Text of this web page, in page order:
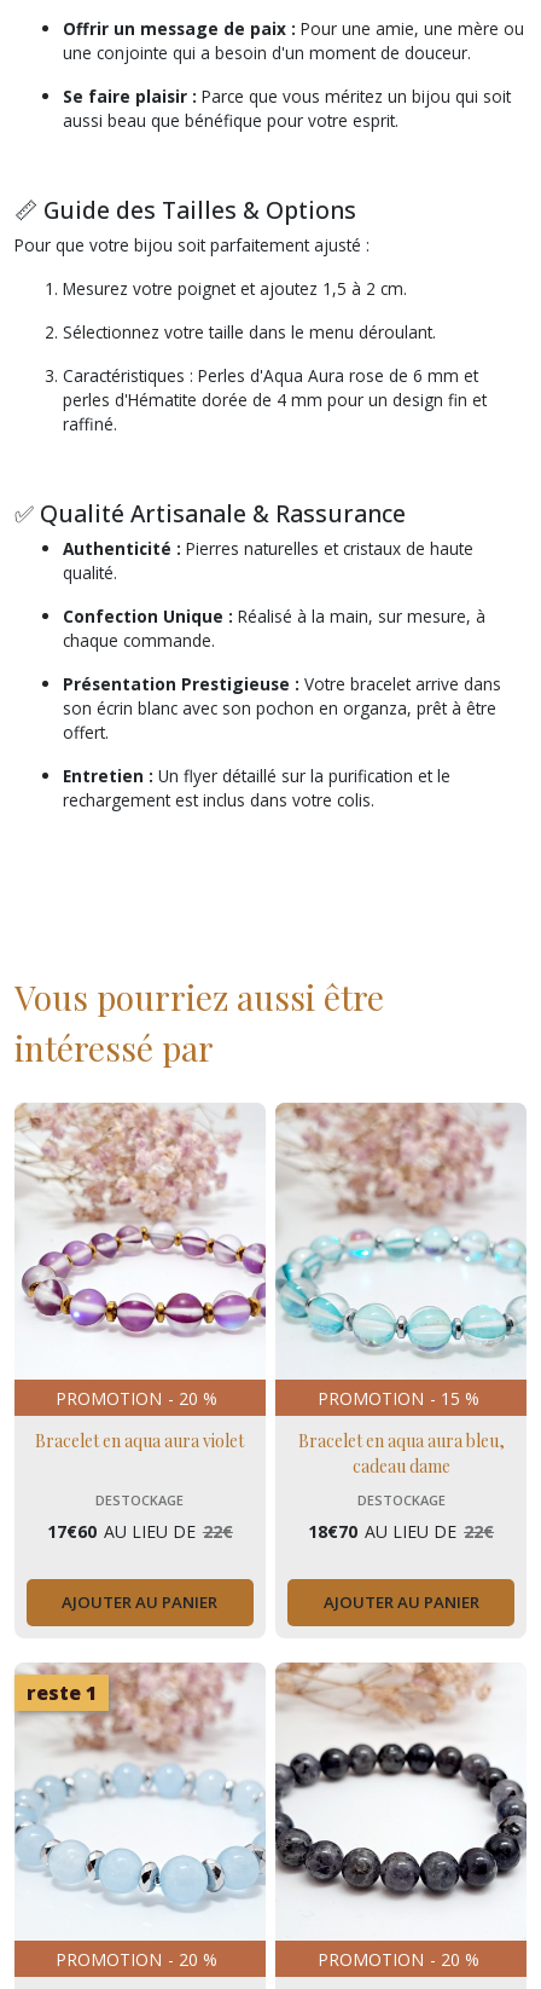
Offrir un message de paix : Pour une amie, une mère ou
une conjointe qui a besoin d'un moment de douceur.
Se faire plaisir : Parce que vous méritez un bijou qui soit
aussi beau que bénéfique pour votre esprit.
📏 Guide des Tailles & Options
Pour que votre bijou soit parfaitement ajusté :
Mesurez votre poignet et ajoutez 1,5 à 2 cm.
Sélectionnez votre taille dans le menu déroulant.
Caractéristiques : Perles d'Aqua Aura rose de 6 mm et
perles d'Hématite dorée de 4 mm pour un design fin et
raffiné.
✅ Qualité Artisanale & Rassurance
Authenticité : Pierres naturelles et cristaux de haute
qualité.
Confection Unique : Réalisé à la main, sur mesure, à
chaque commande.
Présentation Prestigieuse : Votre bracelet arrive dans
son écrin blanc avec son pochon en organza, prêt à être
offert.
Entretien : Un flyer détaillé sur la purification et le
rechargement est inclus dans votre colis.
Vous pourriez aussi être
intéressé par
PROMOTION - 20 %
Bracelet en aqua aura violet
DESTOCKAGE
17€60 AU LIEU DE 22€
AJOUTER AU PANIER
PROMOTION - 15 %
Bracelet en aqua aura bleu,
cadeau dame
DESTOCKAGE
18€70 AU LIEU DE 22€
AJOUTER AU PANIER
reste 1
PROMOTION - 20 %
PROMOTION - 20 %